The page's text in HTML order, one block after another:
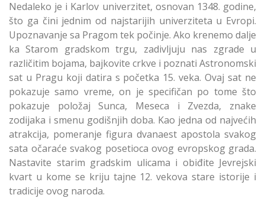
Nedaleko je i Karlov univerzitet, osnovan 1348. godine,
što ga čini jednim od najstarijih univerziteta u Evropi.
Upoznavanje sa Pragom tek počinje. Ako krenemo dalje
ka Starom gradskom trgu, zadivljuju nas zgrade u
različitim bojama, bajkovite crkve i poznati Astronomski
sat u Pragu koji datira s početka 15. veka. Ovaj sat ne
pokazuje samo vreme, on je specifičan po tome što
pokazuje položaj Sunca, Meseca i Zvezda, znake
zodijaka i smenu godišnjih doba. Kao jedna od najvećih
atrakcija, pomeranje figura dvanaest apostola svakog
sata očaraće svakog posetioca ovog evropskog grada.
Nastavite starim gradskim ulicama i obiđite Jevrejski
kvart u kome se kriju tajne 12. vekova stare istorije i
tradicije ovog naroda.